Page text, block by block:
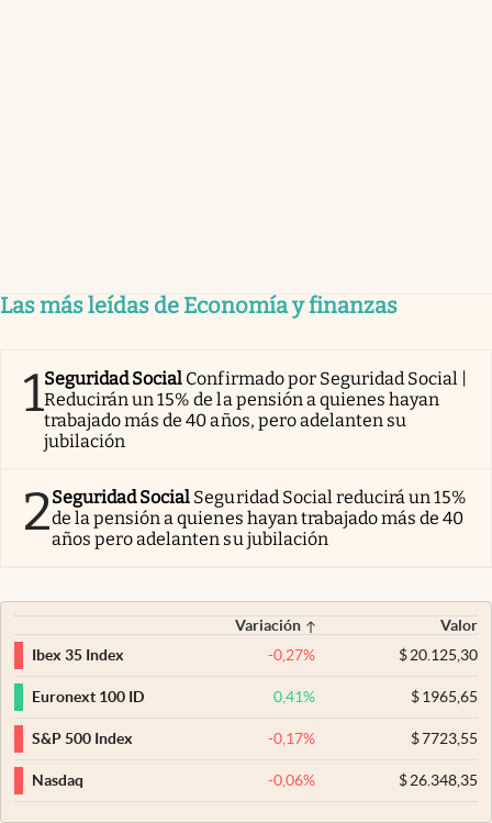
Las más leídas de Economía y finanzas
1Seguridad Social Confirmado por Seguridad Social |
Reducirán un 15% de la pensión a quienes hayan
trabajado más de 40 años, pero adelanten su
jubilación
2Seguridad Social Seguridad Social reducirá un 15%
de la pensión a quienes hayan trabajado más de 40
años pero adelanten su jubilación
Variación
Valor
Ibex 35 Index
-0,27% $20.125,30
Euronext 100 ID 0,41% $1965,65
S&P 500 Index -0,17% $7723,55
Nasdaq -0,06% $26.348,35